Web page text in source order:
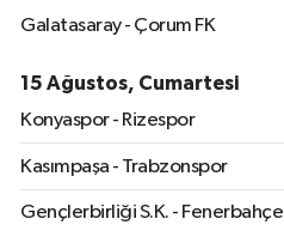
Galatasaray - Çorum FK
15 Ağustos, Cumartesi
Konyaspor - Rizespor
Kasımpaşa - Trabzonspor
Gençlerbirliği S.K. - Fenerbahçe